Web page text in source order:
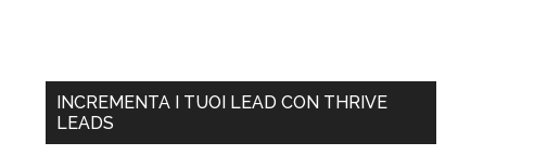
INCREMENTA I TUOI LEAD CON THRIVE
LEADS